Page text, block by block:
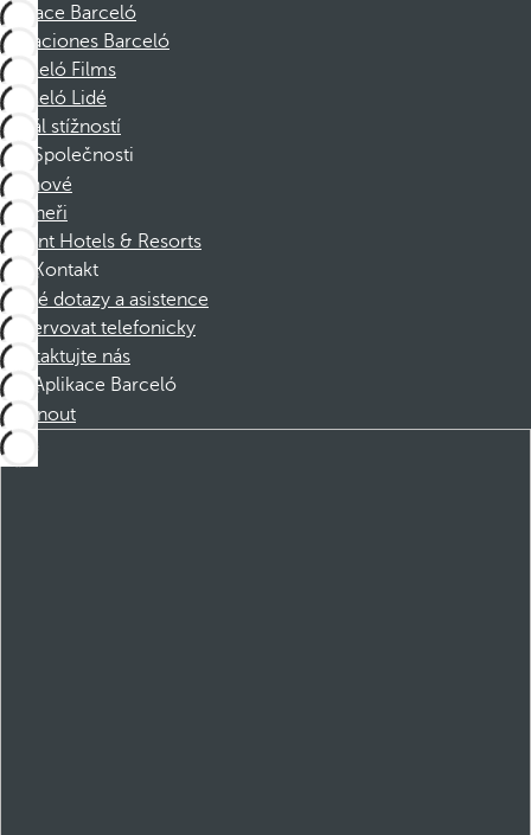
Nadace Barceló
Vacaciones Barceló
Barceló Films
Barceló Lidé
Kanál stížností
Společnosti
Členové
Partneři
Dorint Hotels & Resorts
Kontakt
Časté dotazy a asistence
Rezervovat telefonicky
Kontaktujte nás
Aplikace Barceló
Stáhnout